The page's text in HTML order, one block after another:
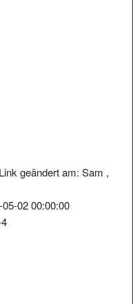
geändert am: Sam ,
02 00:00:00